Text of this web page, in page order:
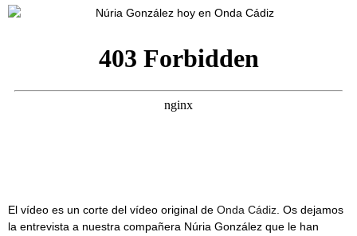
El vídeo es un corte del vídeo original de Onda Cádiz. Os dejamos
la entrevista a nuestra compañera Núria González que le han